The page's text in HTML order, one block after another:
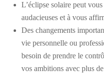
L’éclipse solaire peut
audacieuses et à vous
Des changements
vie personnelle ou
besoin de prendre le
vos ambitions avec plus